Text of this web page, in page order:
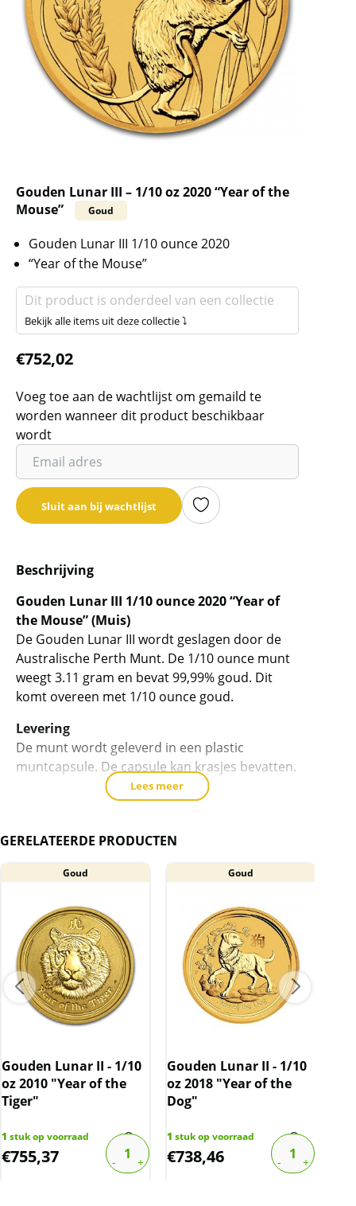
Gouden Lunar III – 1/10 oz 2020 “Year of the
Mouse”
Goud
Gouden Lunar III 1/10 ounce 2020
“Year of the Mouse”
Dit product is onderdeel van een collectie
Bekijk alle items uit deze collectie ⤵
€752,02
Voeg toe aan de wachtlijst om gemaild te
worden wanneer dit product beschikbaar
wordt
Vul
je
email
adres
de
wachtlijst
voor
dit
product
toe
te
Sluit aan bij wachtlijst
Beschrijving
Gouden Lunar III 1/10 ounce 2020 “Year of
the Mouse” (Muis)
De Gouden Lunar III wordt geslagen door de
Australische Perth Munt. De 1/10 ounce munt
weegt 3.11 gram en bevat 99,99% goud. Dit
komt overeen met 1/10 ounce goud.
Levering
De munt wordt geleverd in een plastic
muntcapsule. De capsule kan krasjes bevatten.
Lees meer
GERELATEERDE PRODUCTEN
Goud
Gouden Lunar II - 1/10
oz 2010 "Year of the
Tiger"
1 stuk op voorraad
€755,37
Goud
Gouden Lunar II - 1/10
oz 2018 "Year of the
Dog"
1 stuk op voorraad
€738,46